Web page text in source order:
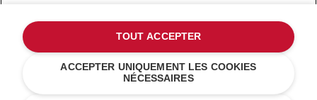
©2022 Tous droits réservés. KitchenAid et la forme du robot pâtissier
multifonction sont des marques déposées aux États Unis et dans
d'autres pays .Déclaration de confidentialité.Cookies.Autres pays
ACCEPTER UNIQUEMENT LES COOKIES
NÉCESSAIRES
TOUT ACCEPTER